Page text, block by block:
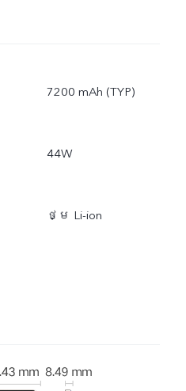
7200 mAh (TYP)
44W
ថ្ម Li-ion